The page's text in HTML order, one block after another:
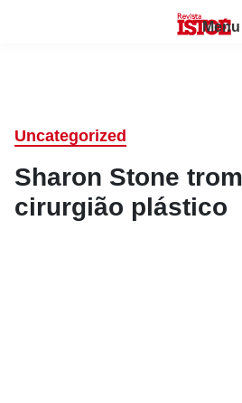
Menu
Uncategorized
Sharon Stone
cirurgião plástico